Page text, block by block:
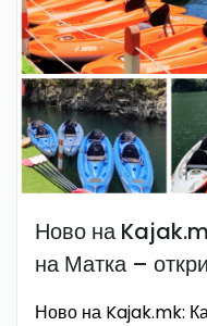
Ново на
на Матка –
Ново на Kajak.mk: